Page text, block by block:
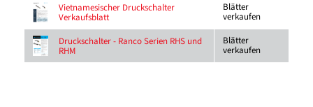
Vietnamesischer Druckschalter
Verkaufsblatt
Blätter
verkaufen
Druckschalter - Ranco Serien RHS und
RHM
Blätter
verkaufen